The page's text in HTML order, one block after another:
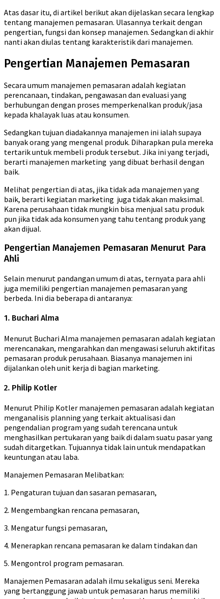
Atas dasar itu, di artikel berikut akan dijelaskan secara lengkap
tentang manajemen pemasaran. Ulasannya terkait dengan
pengertian, fungsi dan konsep manajemen. Sedangkan di akhir
nanti akan diulas tentang karakteristik dari manajemen.
Pengertian Manajemen Pemasaran
Secara umum manajemen pemasaran adalah kegiatan
perencanaan, tindakan, pengawasan dan evaluasi yang
berhubungan dengan proses memperkenalkan produk/jasa
kepada khalayak luas atau konsumen.
Sedangkan tujuan diadakannya manajemen ini ialah supaya
banyak orang yang mengenal produk. Diharapkan pula mereka
tertarik untuk membeli produk tersebut. Jika ini yang terjadi,
berarti manajemen marketing yang dibuat berhasil dengan
baik.
Melihat pengertian di atas, jika tidak ada manajemen yang
baik, berarti kegiatan marketing juga tidak akan maksimal.
Karena perusahaan tidak mungkin bisa menjual satu produk
pun jika tidak ada konsumen yang tahu tentang produk yang
akan dijual.
Pengertian Manajemen Pemasaran Menurut Para
Ahli
Selain menurut pandangan umum di atas, ternyata para ahli
juga memiliki pengertian manajemen pemasaran yang
berbeda. Ini dia beberapa di antaranya:
1. Buchari Alma
Menurut Buchari Alma manajemen pemasaran adalah kegiatan
merencanakan, mengarahkan dan mengawasi seluruh aktifitas
pemasaran produk perusahaan. Biasanya manajemen ini
dijalankan oleh unit kerja di bagian marketing.
2. Philip Kotler
Menurut Philip Kotler manajemen pemasaran adalah kegiatan
menganalisis planning yang terkait aktualisasi dan
pengendalian program yang sudah terencana untuk
menghasilkan pertukaran yang baik di dalam suatu pasar yang
sudah ditargetkan. Tujuannya tidak lain untuk mendapatkan
keuntungan atau laba.
Manajemen Pemasaran Melibatkan:
1. Pengaturan tujuan dan sasaran pemasaran,
2. Mengembangkan rencana pemasaran,
3. Mengatur fungsi pemasaran,
4. Menerapkan rencana pemasaran ke dalam tindakan dan
5. Mengontrol program pemasaran.
Manajemen Pemasaran adalah ilmu sekaligus seni. Mereka
yang bertanggung jawab untuk pemasaran harus memiliki